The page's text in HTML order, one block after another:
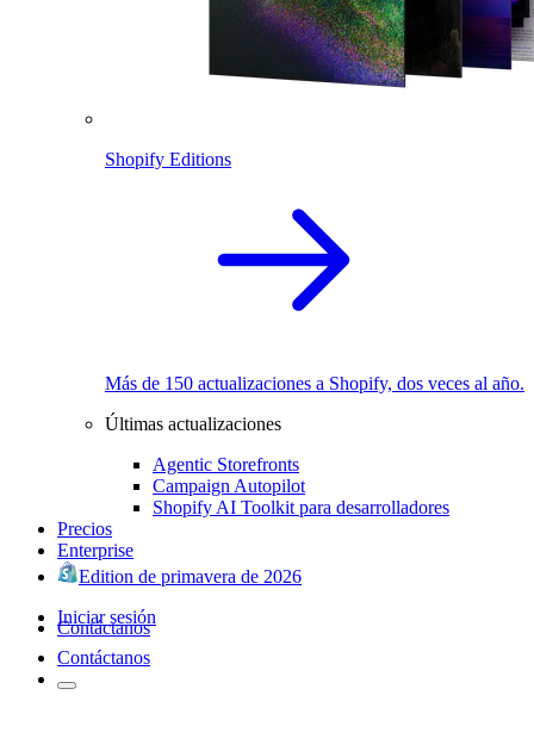
Shopify Editions
Más de 150 actualizaciones a Shopify, dos veces al año.
Últimas actualizaciones
Agentic Storefronts
Campaign Autopilot
Shopify AI Toolkit para desarrolladores
Precios
Enterprise
Edition de primavera de 2026
Iniciar sesión
Contáctanos
Contáctanos